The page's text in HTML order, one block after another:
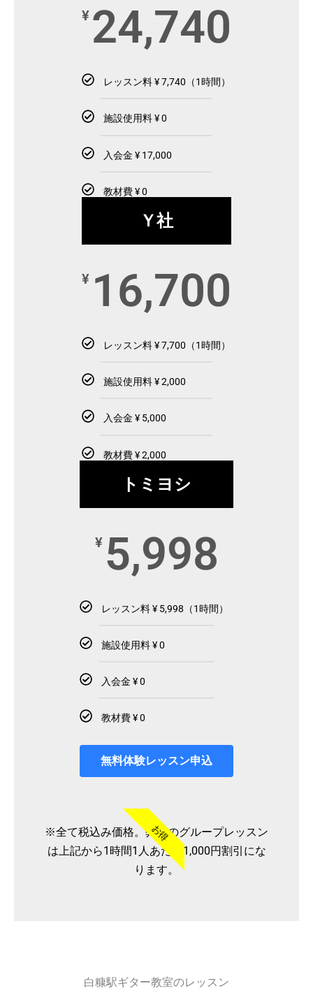
¥ 24,740
レッスン料 ¥ 7,740（1時間）
施設使用料 ¥ 0
入会金 ¥ 17,000
教材費 ¥ 0
Ｙ社
¥ 16,700
レッスン料 ¥ 7,700（1時間）
施設使用料 ¥ 2,000
入会金 ¥ 5,000
教材費 ¥ 2,000
トミヨシ
¥ 5,998
レッスン料 ¥ 5,998（1時間）
施設使用料 ¥ 0
入会金 ¥ 0
教材費 ¥ 0
無料体験レッスン申込
お得
※全て税込み価格。弊社のグループレッスン
は上記から1時間1人あたり1,000円割引にな
ります。
白糠駅ギター教室のレッスン